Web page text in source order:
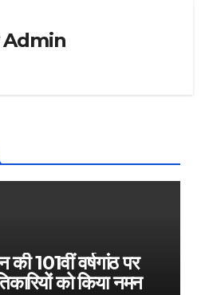
Admin
101वीं वर्षगांठ पर
को किया नमन